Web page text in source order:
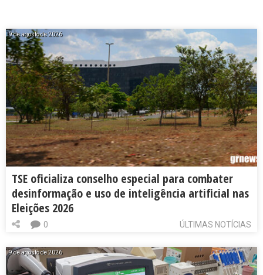
9 de agosto de 2026
TSE oficializa conselho especial para combater
desinformação e uso de inteligência artificial nas
Eleições 2026
ÚLTIMAS NOTÍCIAS
0
9 de agosto de 2026